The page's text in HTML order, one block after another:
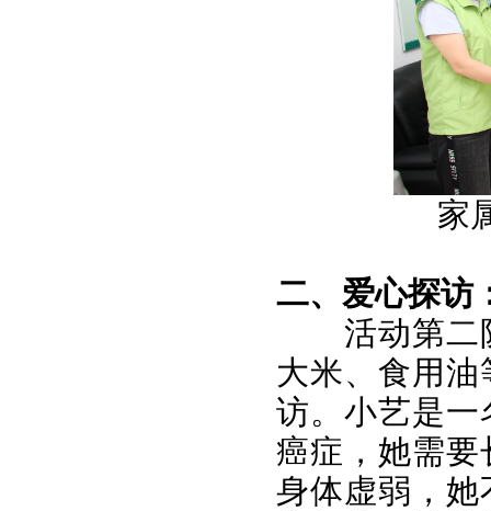
家
二、爱心探访
活动第二
大米、食用
访。小艺是
癌症，她需
身体虚弱，